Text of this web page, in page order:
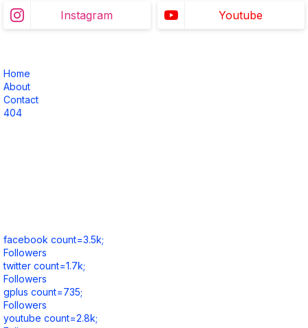
Instagram Youtube
Home
About
Contact
404
facebook count=3.5k;
Followers
twitter count=1.7k;
Followers
gplus count=735;
Followers
youtube count=2.8k;